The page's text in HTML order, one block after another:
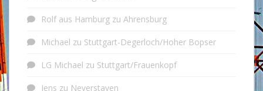
Rolf aus Hamburg zu Ahrensburg
Michael zu Stuttgart-Degerloch/Hoher Bopser
LG Michael zu Stuttgart/Frauenkopf
Jens zu Neverstaven